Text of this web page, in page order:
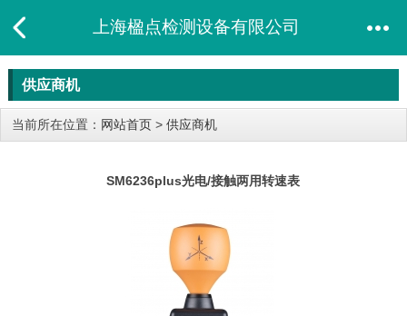
上海楹点检测设备有限公司
供应商机
当前所在位置： 网站首页 > 供应商机
SM6236plus光电/接触两用转速表